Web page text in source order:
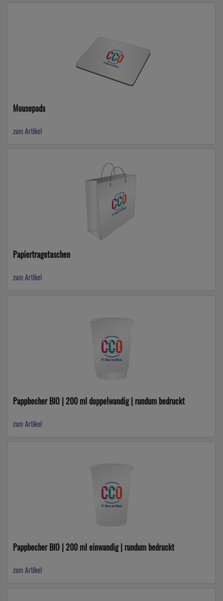
Mousepads
zum Artikel
Papiertragetaschen
zum Artikel
Pappbecher BIO | 200 ml doppelwandig | rundum bedruckt
zum Artikel
Pappbecher BIO | 200 ml einwandig | rundum bedruckt
zum Artikel